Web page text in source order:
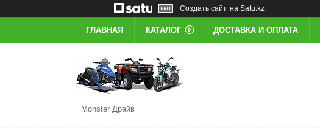
Создать сайт на Satu.kz
ГЛАВНАЯ КАТАЛОГ ДОСТАВКА И ОПЛАТА
Monster Драйв